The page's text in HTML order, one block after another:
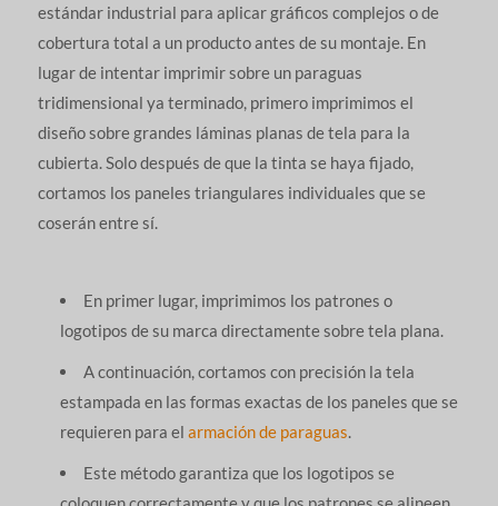
estándar industrial para aplicar gráficos complejos o de
cobertura total a un producto antes de su montaje. En
lugar de intentar imprimir sobre un paraguas
tridimensional ya terminado, primero imprimimos el
diseño sobre grandes láminas planas de tela para la
cubierta. Solo después de que la tinta se haya fijado,
cortamos los paneles triangulares individuales que se
coserán entre sí.
En primer lugar, imprimimos los patrones o
logotipos de su marca directamente sobre tela plana.
A continuación, cortamos con precisión la tela
estampada en las formas exactas de los paneles que se
requieren para el armación de paraguas.
Este método garantiza que los logotipos se